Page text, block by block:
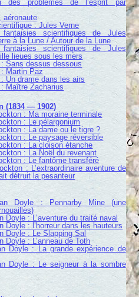
des problèmes de l’esprit par
aéronaute
: Jules Verne
scientifiques de Jules
à la Lune / Autour de la Lune
scientifiques de Jules
lieues sous les mers
Sans dessus dessous
Martin Paz
Un drame dans les airs
Maître Zacharius
(1834 — 1902)
: Ma moraine terminale
: Le pélargonium
: La dame ou le tigre ?
: Le paysage réversible
: La cloison étanche
: La Noël du revenant
: Le fantôme transféré
: L’extraordinaire aventure de
détruit la pesanteur
Doyle : Pennarby Mine (une
Doyle : L’aventure du traité naval
Doyle : l’horreur dans les hauteurs
Doyle : Le Slapping Sal
Doyle : L’anneau de Toth
Doyle : La grande expérience de
Doyle : Le seigneur à la sombre